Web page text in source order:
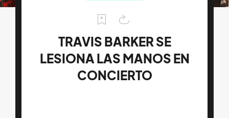
TRAVIS BARKER SE
LESIONA LAS MANOS EN
CONCIERTO